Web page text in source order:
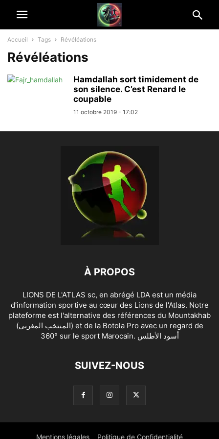
Accueil Tags Révéléations
Révéléations
Hamdallah sort timidement de
son silence. C’est Renard le
coupable
11 octobre 2019 - 17:02
À PROPOS
LIONS DE L'ATLAS sc, en abrégé LDA est un média
d'information sportive au cœur des Lions de l'Atlas. Notre
plateforme est l'alternative des références du Mountakhab
(المنتخب المغربي) et de la Botola Pro avec un regard de
360° sur le sport Marocain. أسود الأطلس
SUIVEZ-NOUS
Mentions légales Politique de Confidentialité